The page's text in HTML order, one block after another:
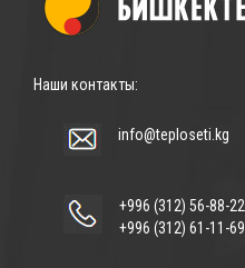
Наши контакты:
info@teploseti.kg
+996 (312) 56-88-22
+996 (312) 61-11-69